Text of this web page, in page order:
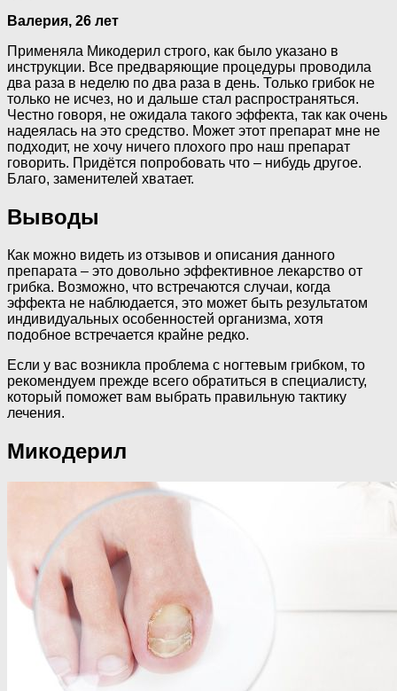
Валерия, 26 лет
Применяла Микодерил строго, как было указано в
инструкции. Все предваряющие процедуры проводила
два раза в неделю по два раза в день. Только грибок не
только не исчез, но и дальше стал распространяться.
Честно говоря, не ожидала такого эффекта, так как очень
надеялась на это средство. Может этот препарат мне не
подходит, не хочу ничего плохого про наш препарат
говорить. Придётся попробовать что – нибудь другое.
Благо, заменителей хватает.
Выводы
Как можно видеть из отзывов и описания данного
препарата – это довольно эффективное лекарство от
грибка. Возможно, что встречаются случаи, когда
эффекта не наблюдается, это может быть результатом
индивидуальных особенностей организма, хотя
подобное встречается крайне редко.
Если у вас возникла проблема с ногтевым грибком, то
рекомендуем прежде всего обратиться в специалисту,
который поможет вам выбрать правильную тактику
лечения.
Микодерил